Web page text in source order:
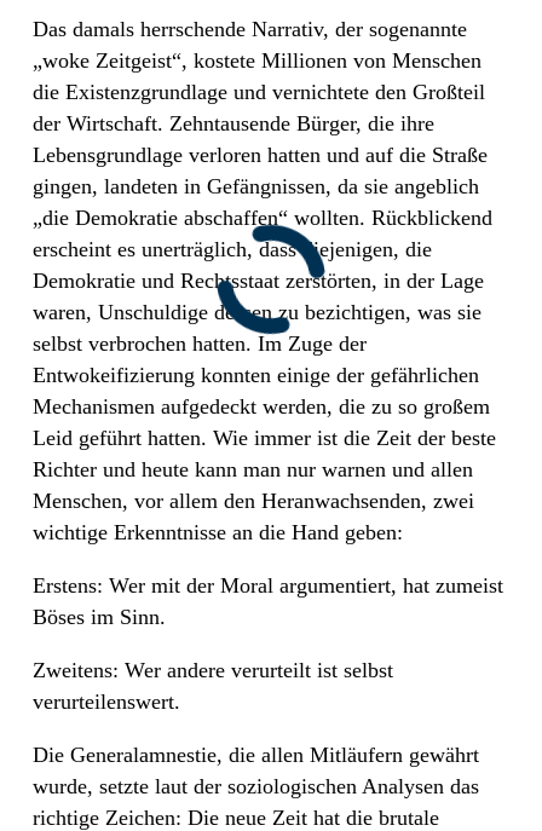
Das damals herrschende Narrativ, der sogenannte
„woke Zeitgeist“, kostete Millionen von Menschen
die Existenzgrundlage und vernichtete den Großteil
der Wirtschaft. Zehntausende Bürger, die ihre
Lebensgrundlage verloren hatten und auf die Straße
gingen, landeten in Gefängnissen, da sie angeblich
„die Demokratie abschaffen“ wollten. Rückblickend
erscheint es unerträglich, dass diejenigen, die
Demokratie und Rechtsstaat zerstörten, in der Lage
waren, Unschuldige dessen zu bezichtigen, was sie
selbst verbrochen hatten. Im Zuge der
Entwokeifizierung konnten einige der gefährlichen
Mechanismen aufgedeckt werden, die zu so großem
Leid geführt hatten. Wie immer ist die Zeit der beste
Richter und heute kann man nur warnen und allen
Menschen, vor allem den Heranwachsenden, zwei
wichtige Erkenntnisse an die Hand geben:
Erstens: Wer mit der Moral argumentiert, hat zumeist
Böses im Sinn.
Zweitens: Wer andere verurteilt ist selbst
verurteilenswert.
Die Generalamnestie, die allen Mitläufern gewährt
wurde, setzte laut der soziologischen Analysen das
richtige Zeichen: Die neue Zeit hat die brutale